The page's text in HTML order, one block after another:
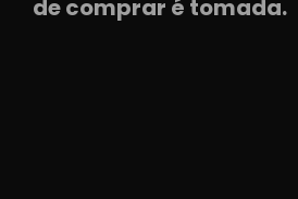
de comprar é tomada.